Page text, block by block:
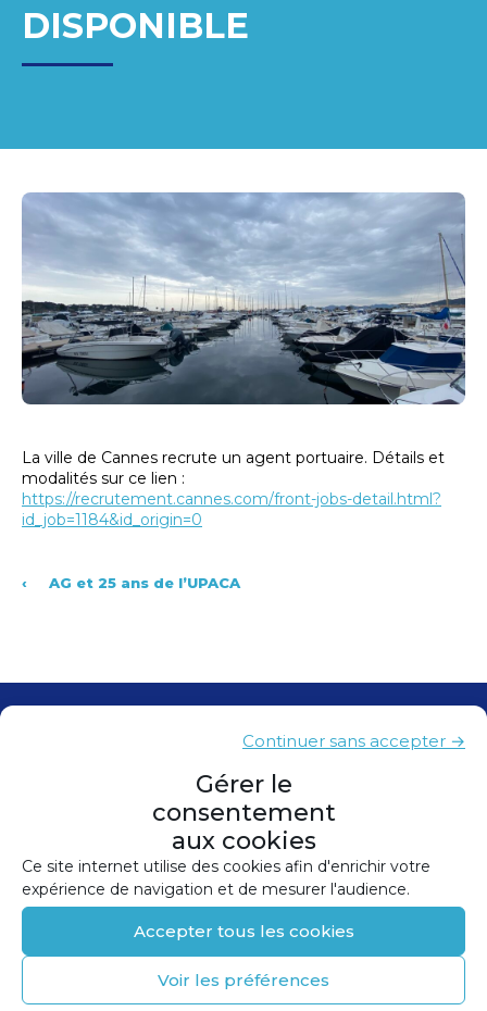
Gérer le
consentement
aux cookies
Ce site internet utilise des cookies afin d'enrichir votre
expérience de navigation et de mesurer l'audience.
Accepter tous les cookies
Continuer sans accepter →
Voir les préférences
DISPONIBLE
La ville de Cannes recrute un agent portuaire. Détails et
modalités sur ce lien :
https://recrutement.cannes.com/front-jobs-detail.html?
id_job=1184&id_origin=0
‹ AG et 25 ans de l’UPACA
Mentions légales
Politique de confidentialité
Politique de cookies (UE)
Conception et réalisation :Canopée